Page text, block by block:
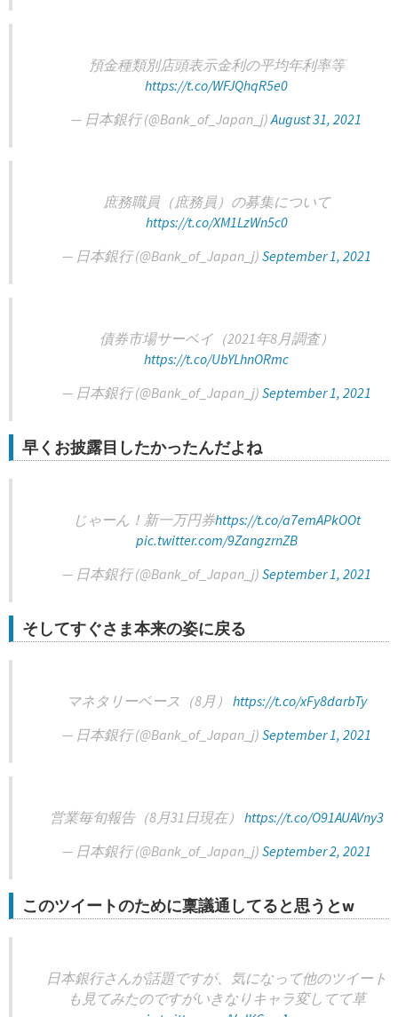
預金種類別店頭表示金利の平均年利率等
https://t.co/WFJQhqR5e0
— 日本銀行 (@Bank_of_Japan_j)August 31, 2021
庶務職員（庶務員）の募集について
https://t.co/XM1LzWn5c0
— 日本銀行 (@Bank_of_Japan_j) September 1, 2021
債券市場サーベイ（2021年8月調査）
https://t.co/UbYLhnORmc
— 日本銀行 (@Bank_of_Japan_j) September 1, 2021
早くお披露目したかったんだよね
じゃーん！新一万円券https://t.co/a7emAPkOOt
pic.twitter.com/9ZangzrnZB
— 日本銀行 (@Bank_of_Japan_j) September 1, 2021
そしてすぐさま本来の姿に戻る
マネタリーベース（8月） https://t.co/xFy8darbTy
— 日本銀行 (@Bank_of_Japan_j) September 1, 2021
営業毎旬報告（8月31日現在） https://t.co/O91AUAVny3
— 日本銀行 (@Bank_of_Japan_j) September 2, 2021
このツイートのために稟議通してると思うとw
日本銀行さんが話題ですが、気になって他のツイート
も見てみたのですがいきなりキャラ変してて草